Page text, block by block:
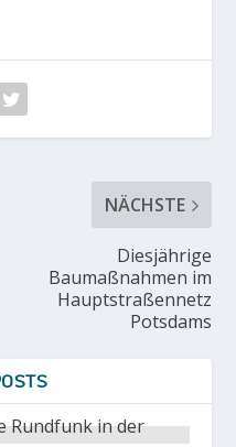
NÄCHSTE
Diesjährige
Baumaßnahmen im
Hauptstraßennetz
Potsdams